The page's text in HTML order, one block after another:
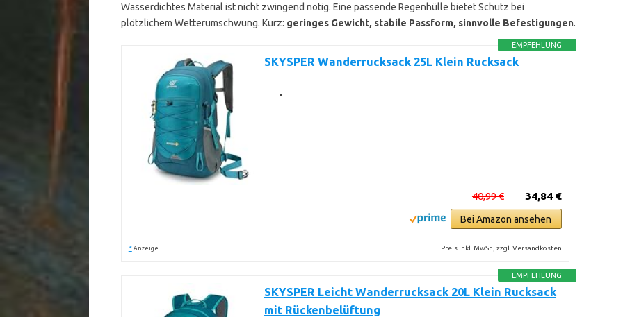
Wasserdichtes Material ist nicht zwingend nötig. Eine passende Regenhülle bietet Schutz bei
plötzlichem Wetterumschwung. Kurz: geringes Gewicht, stabile Passform, sinnvolle Befestigungen.
EMPFEHLUNG
SKYSPER Wanderrucksack 25L Klein Rucksack
34,84 €
40,99 €
Bei Amazon ansehen
* Anzeige Preis inkl. MwSt., zzgl. Versandkosten
EMPFEHLUNG
SKYSPER Leicht Wanderrucksack 20L Klein Rucksack
mit Rückenbelüftung